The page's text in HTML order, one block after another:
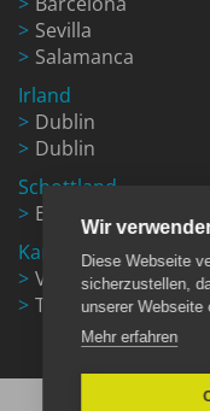
Sevilla
Salamanca
Irland
Dublin
Dublin
Schottland
Edinburgh
Kanada
Vancouver
Toronto
Wir
Diese Webseite
sicherzustellen,
unserer Webseite
Mehr erfahren